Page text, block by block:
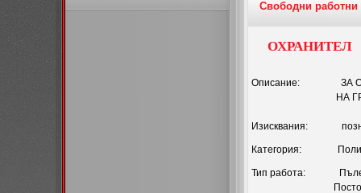
Свободни работни
ОХРАНИТЕЛ
Описание: ЗА
НА ГР.
Изисквания:
Категория:
Тип работа: Пълен